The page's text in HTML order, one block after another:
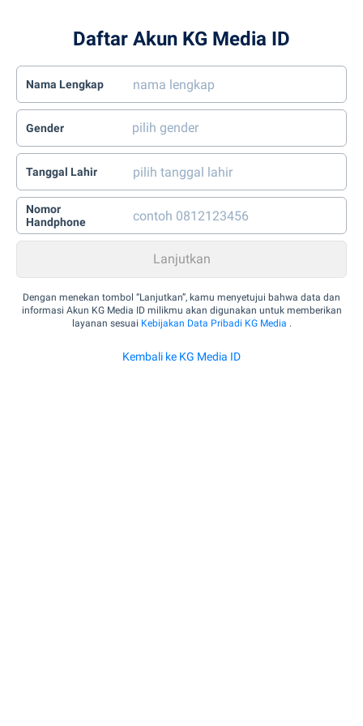
Daftar Akun KG Media ID
Nama Lengkap
Gender
Tanggal Lahir
Nomor
Handphone
Dengan menekan tombol “Lanjutkan”, kamu menyetujui bahwa data dan
informasi Akun KG Media ID milikmu akan digunakan untuk memberikan
layanan sesuai Kebijakan Data Pribadi KG Media .
Kembali ke KG Media ID